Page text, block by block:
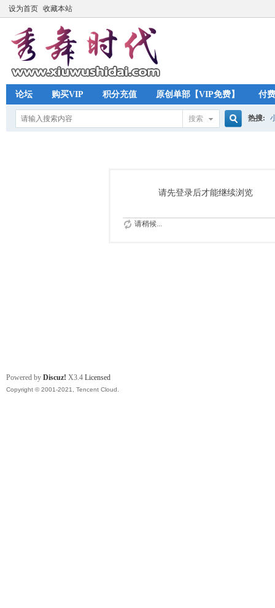
设为首页 收藏本站
论坛 购买VIP 积分充值 原创单部【VIP免费】 付
搜索
索
热搜:
请先登录后才能继续浏览
请稍候...
Powered by Discuz! X3.4 Licensed
Copyright © 2001-2021, Tencent Cloud.